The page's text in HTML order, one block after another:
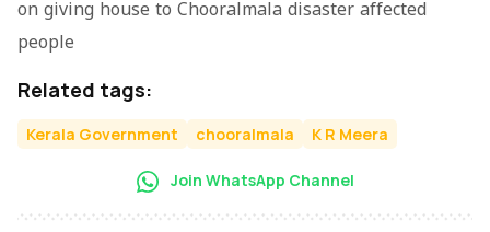
on giving house to Chooralmala disaster affected
people
Related tags:
Kerala Government chooralmala K R Meera
Join WhatsApp Channel